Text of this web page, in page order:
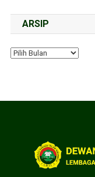
ARSIP